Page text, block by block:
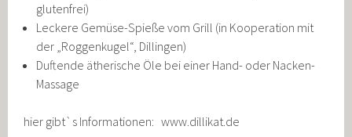
glutenfrei)
Leckere Gemüse-Spieße vom Grill (in Kooperation mit
der „Roggenkugel“, Dillingen)
Duftende ätherische Öle bei einer Hand- oder Nacken-
Massage
hier gibt`s Informationen: www.dillikat.de